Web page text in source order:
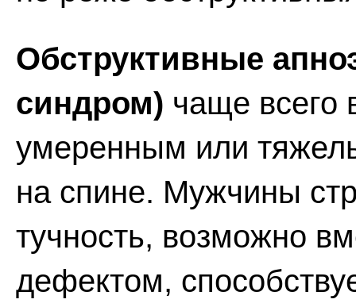
Обструктивные
синдром) чаще всего
умеренным или
на спине. Мужчины
тучность, возможно
дефектом,